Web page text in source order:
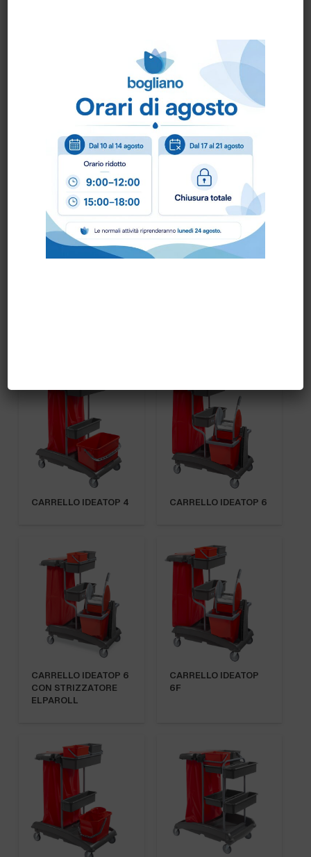
CARRELLO IDEATOP
ELPAROLL
CARRELLO IDEATOP
CARRELLO IDEATOP 4 CARRELLO IDEATOP 6
CARRELLO IDEATOP 6
CON STRIZZATORE
ELPAROLL
CARRELLO IDEATOP
6F